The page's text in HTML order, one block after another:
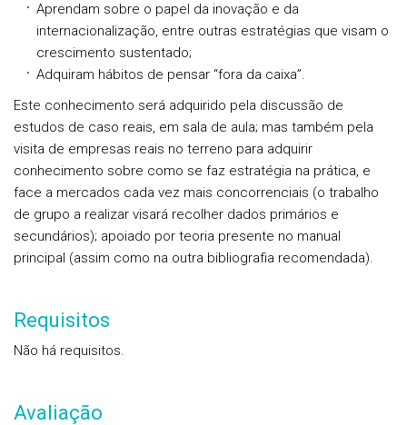
Aprendam sobre o papel da inovação e da
internacionalização, entre outras estratégias que visam o
crescimento sustentado;
Adquiram hábitos de pensar “fora da caixa”.
Este conhecimento será adquirido pela discussão de
estudos de caso reais, em sala de aula; mas também pela
visita de empresas reais no terreno para adquirir
conhecimento sobre como se faz estratégia na prática, e
face a mercados cada vez mais concorrenciais (o trabalho
de grupo a realizar visará recolher dados primários e
secundários); apoiado por teoria presente no manual
principal (assim como na outra bibliografia recomendada).
Requisitos
Não há requisitos.
Avaliação